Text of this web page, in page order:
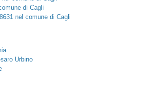
di Cagli
nel comune di Cagli
Urbino